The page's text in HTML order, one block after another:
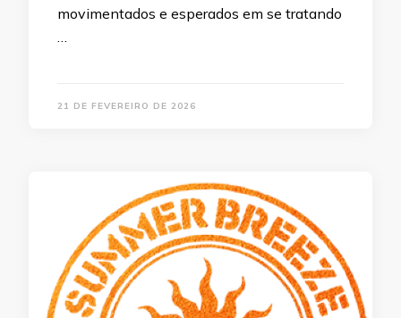
movimentados e esperados em se tratando
21 DE FEVEREIRO DE 2026